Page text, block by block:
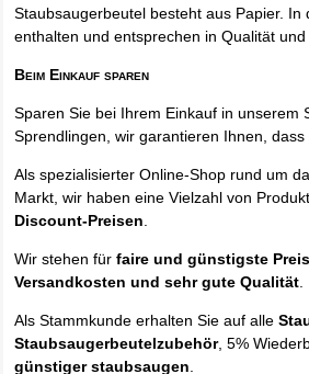
Staubsaugerbeutel besteht aus Papier. In
enthalten und entsprechen in Qualität
Beim Einkauf sparen
Sparen Sie bei Ihrem Einkauf in unserem
Sprendlingen, wir garantieren Ihnen,
Als spezialisierter Online-Shop rund um
Markt, wir haben eine Vielzahl von
Discount-Preisen
Wir stehen fürfaire und günstigste
Versandkosten und sehr gute Qualität
Als Stammkunde erhalten Sie auf alle
Staubsaugerbeutelzubehör, 5%
günstiger staubsaugen